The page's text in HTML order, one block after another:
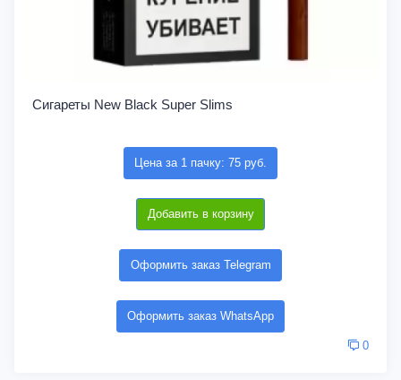
Сигареты New Black Super Slims
Цена за 1 пачку: 75 руб.
Добавить в корзину
Оформить заказ Telegram
Оформить заказ WhatsApp
0